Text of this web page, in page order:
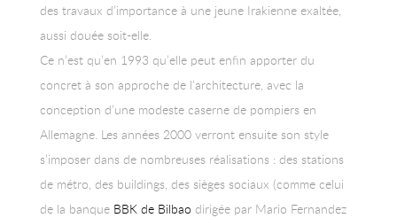
des travaux d’importance à une jeune Irakienne exaltée,
aussi douée soit-elle.
Ce n’est qu’en 1993 qu’elle peut enfin apporter du
concret à son approche de l’architecture, avec la
conception d’une modeste caserne de pompiers en
Allemagne. Les années 2000 verront ensuite son style
s’imposer dans de nombreuses réalisations : des stations
de métro, des buildings, des sièges sociaux (comme celui
de la banque BBK de Bilbao dirigée par Mario Fernandez